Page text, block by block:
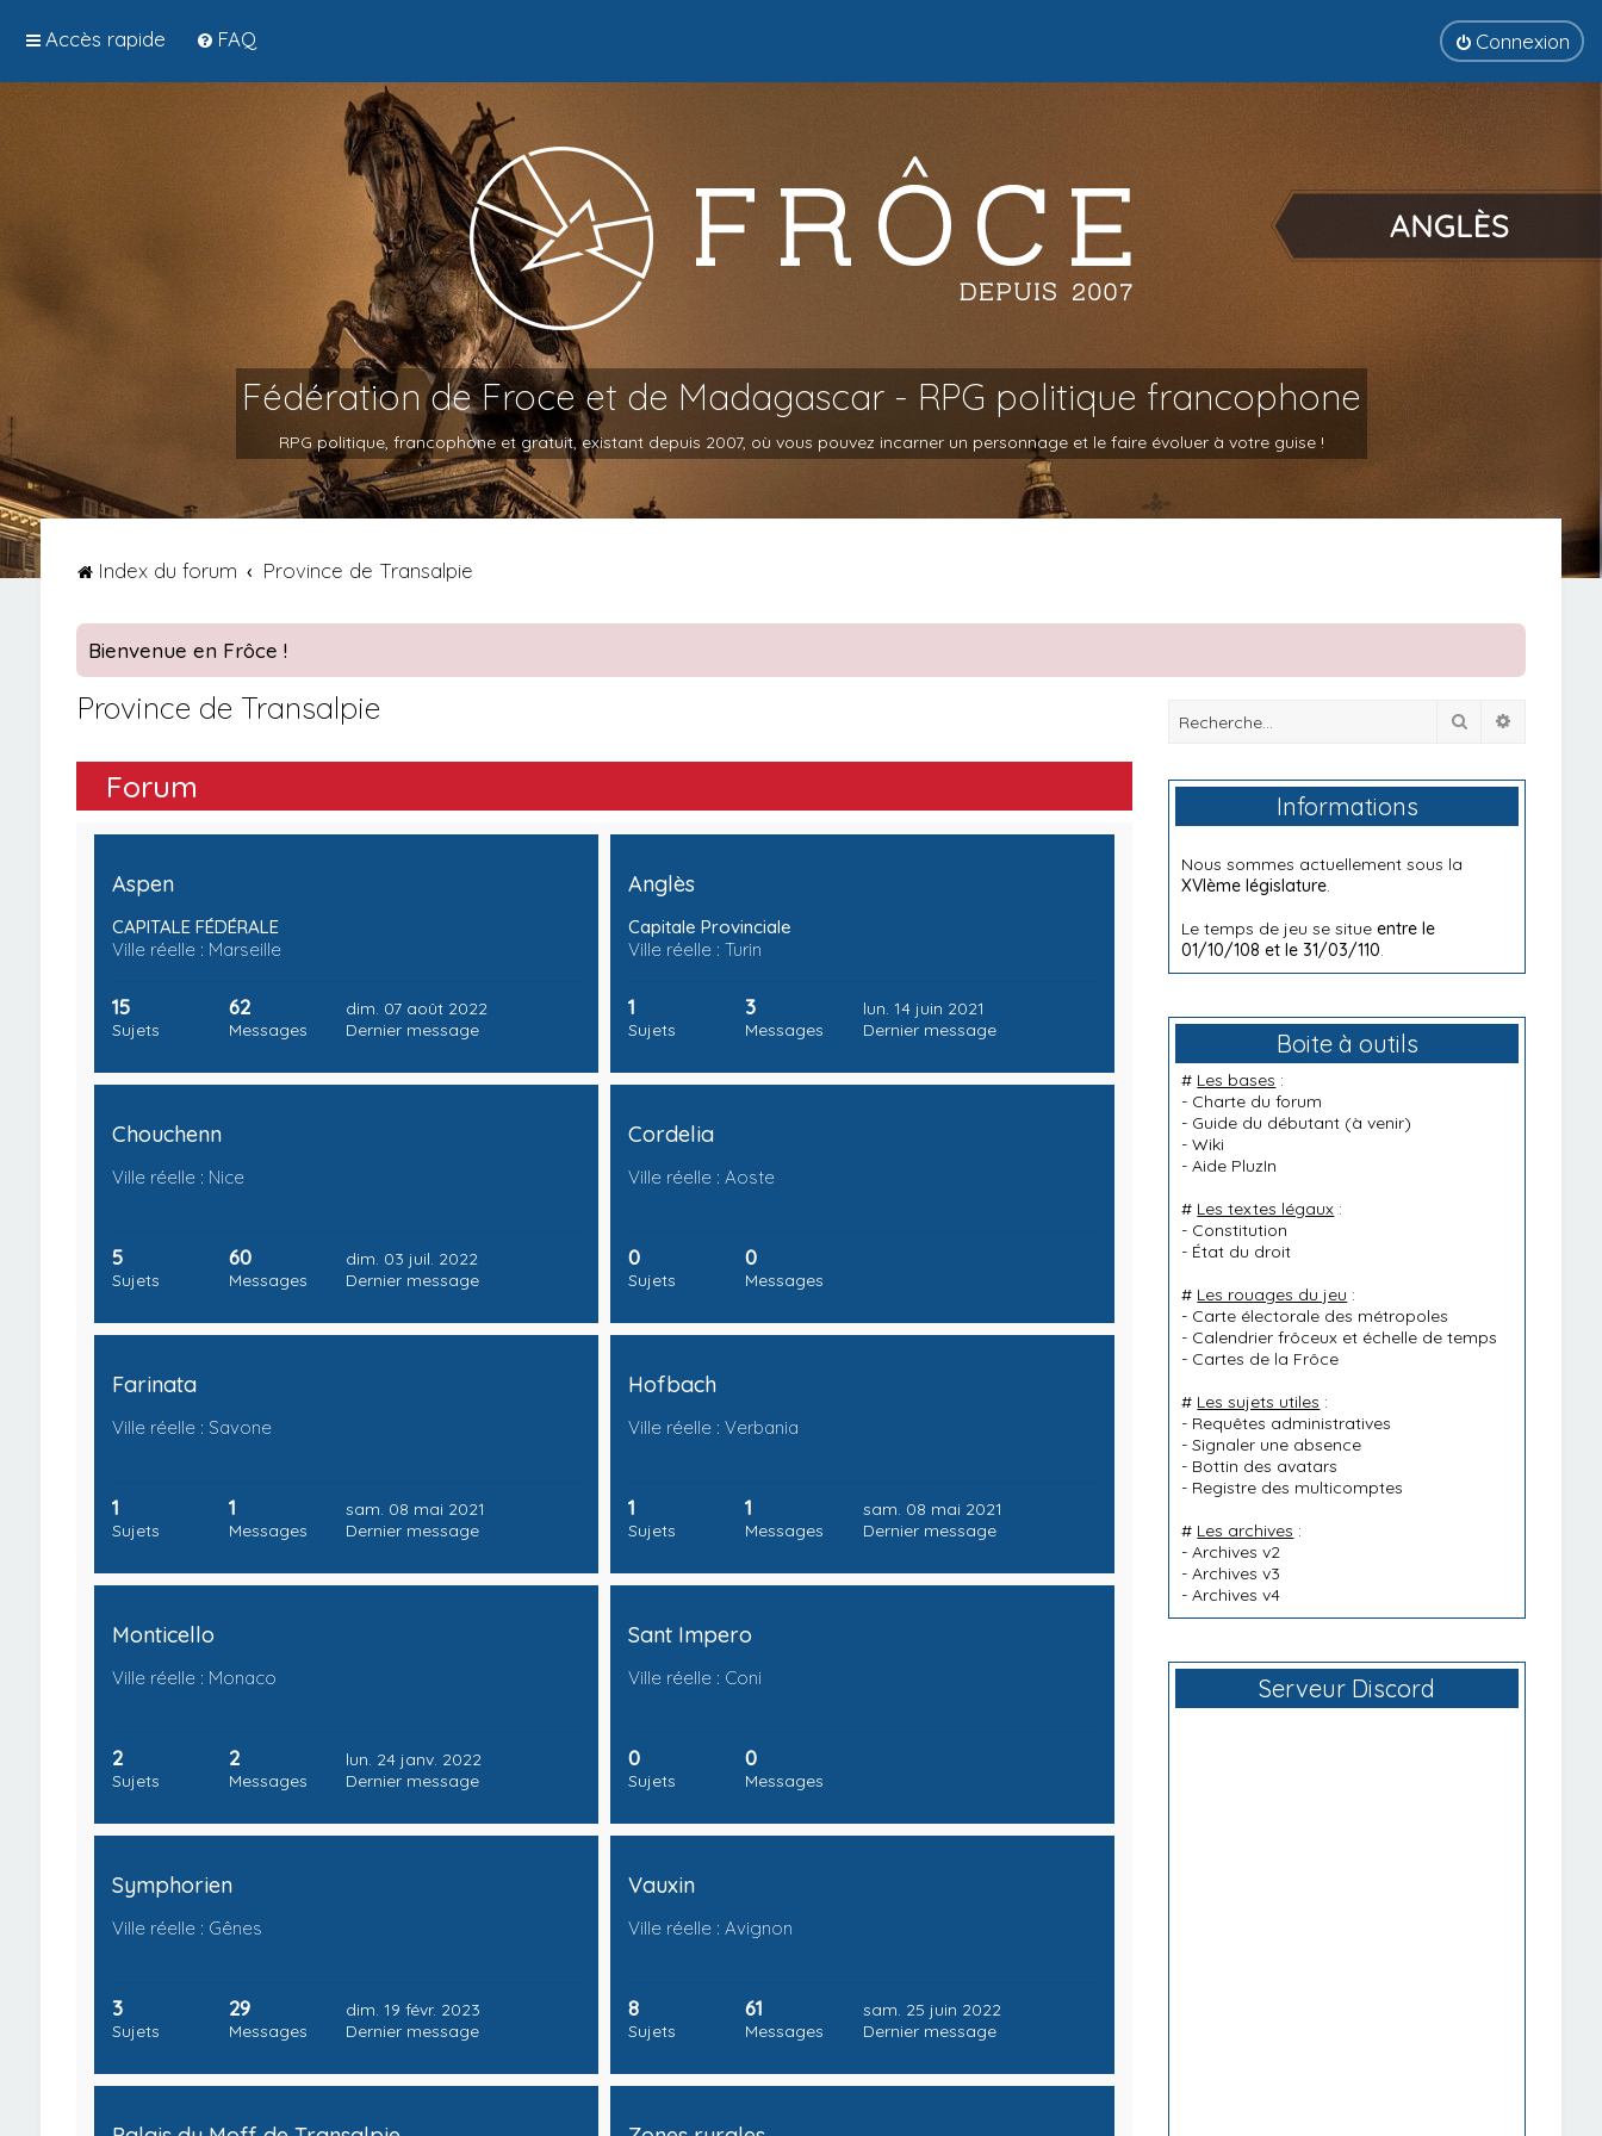
Accès rapide FAQ Connexion
Fédération de Froce et de Madagascar - RPG politique francophone
RPG politique, francophone et gratuit, existant depuis 2007, où vous pouvez incarner un personnage et le faire évoluer à votre guise !
Index du forum Province de Transalpie
Bienvenue en Frôce !
Province de Transalpie
Forum
Aspen
CAPITALE FÉDÉRALE
Ville réelle : Marseille
15
Sujets
62
Messages
dim. 07 août 2022
Dernier message
Anglès
Capitale Provinciale
Ville réelle : Turin
1
Sujets
3
Messages
lun. 14 juin 2021
Dernier message
Chouchenn
Ville réelle : Nice
5
Sujets
60
Messages
dim. 03 juil. 2022
Dernier message
Cordelia
Ville réelle : Aoste
0
Sujets
0
Messages
Farinata
Ville réelle : Savone
1
Sujets
1
Messages
sam. 08 mai 2021
Dernier message
Hofbach
Ville réelle : Verbania
1
Sujets
1
Messages
sam. 08 mai 2021
Dernier message
Monticello
Ville réelle : Monaco
2
Sujets
2
Messages
lun. 24 janv. 2022
Dernier message
Sant Impero
Ville réelle : Coni
0
Sujets
0
Messages
Symphorien
Ville réelle : Gênes
3
Sujets
29
Messages
dim. 19 févr. 2023
Dernier message
Vauxin
Ville réelle : Avignon
8
Sujets
61
Messages
sam. 25 juin 2022
Dernier message
Rechercher
Informations
Nous sommes actuellement sous la
XVIème législature.
Le temps de jeu se situeentre le
01/10/108 et le 31/03/110.
Boite à outils
# Les bases :
- Charte du forum
- Guide du débutant (à venir)
-Wiki
-Aide PluzIn
# Les textes légaux :
- Constitution
- État du droit
# Les rouages du jeu :
- Carte électorale des métropoles
- Calendrier frôceux et échelle de temps
- Cartes de la Frôce
# Les sujets utiles :
- Requêtes administratives
-Signaler une absence
- Bottin des avatars
- Registre des multicomptes
# Les archives :
-Archives v2
-Archives v3
-Archives v4
Serveur Discord